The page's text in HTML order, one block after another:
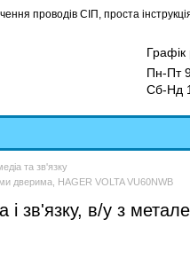
проводів СІП, проста
Графік
Пн-Пт
Сб-Нд
та зв'язку
дверима, HAGER VOLTA VU60NWB
зв'язку, в/у з